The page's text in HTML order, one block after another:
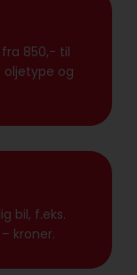
fra 850,- til
oljetype og
bil, f.eks.
kroner.